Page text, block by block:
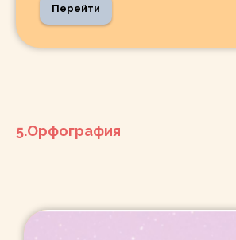
Перейти
5.Орфография